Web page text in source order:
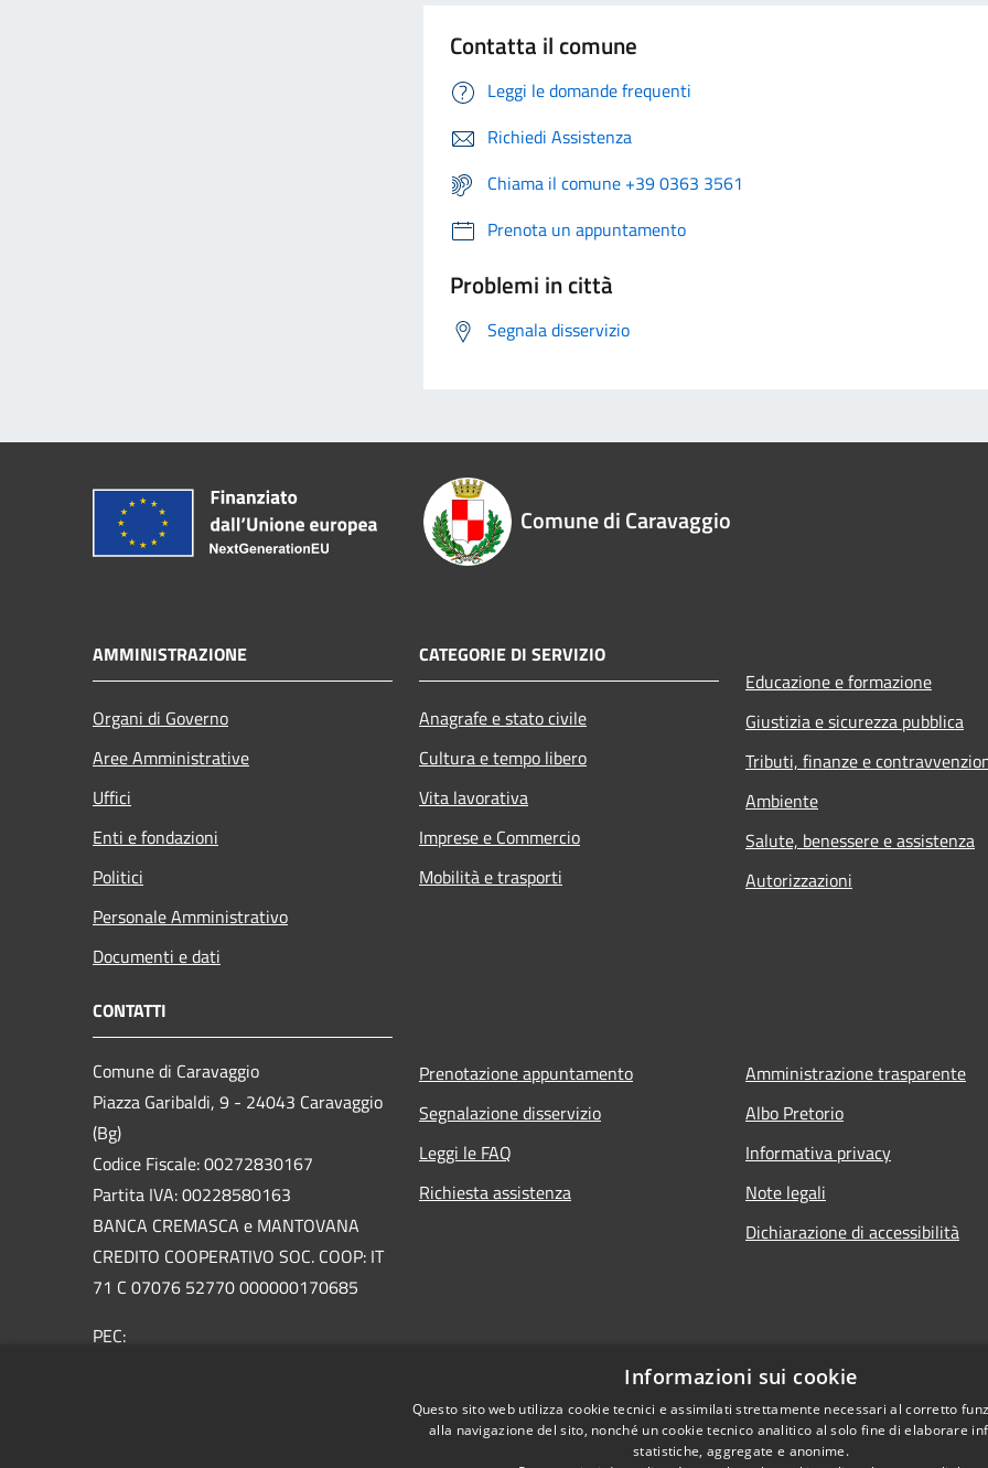
Contatta il comune
Leggi le domande frequenti
Richiedi Assistenza
Chiama il comune +39 0363 3561
Prenota un appuntamento
Problemi in città
Segnala disservizio
Comune di Caravaggio
AMMINISTRAZIONE
Organi di Governo
Aree Amministrative
Uffici
Enti e fondazioni
Politici
Personale Amministrativo
Documenti e dati
CATEGORIE DI SERVIZIO
Anagrafe e stato civile
Cultura e tempo libero
Vita lavorativa
Imprese e Commercio
Mobilità e trasporti
Educazione e formazione
Giustizia e sicurezza pubblica
Tributi, finanze e
Ambiente
Salute, benessere e assistenza
Autorizzazioni
CONTATTI
Comune di Caravaggio
Piazza Garibaldi, 9 - 24043 Caravaggio
(Bg)
Codice Fiscale: 00272830167
Partita IVA: 00228580163
BANCA CREMASCA e MANTOVANA
CREDITO COOPERATIVO SOC. COOP: IT
71 C 07076 52770 000000170685
PEC:
Prenotazione appuntamento
Segnalazione disservizio
Leggi le FAQ
Richiesta assistenza
Amministrazione trasparente
Albo Pretorio
Informativa privacy
Note legali
Dichiarazione di accessibilità
Informazioni sui cookie
Questo sito web utilizza cookie tecnici e assimilati strettamente necessari al corretto
alla navigazione del sito, nonché un cookie tecnico analitico al solo fine di elaborare
statistiche, aggregate e anonime.